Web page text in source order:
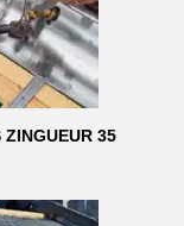
ZINGUEUR 35